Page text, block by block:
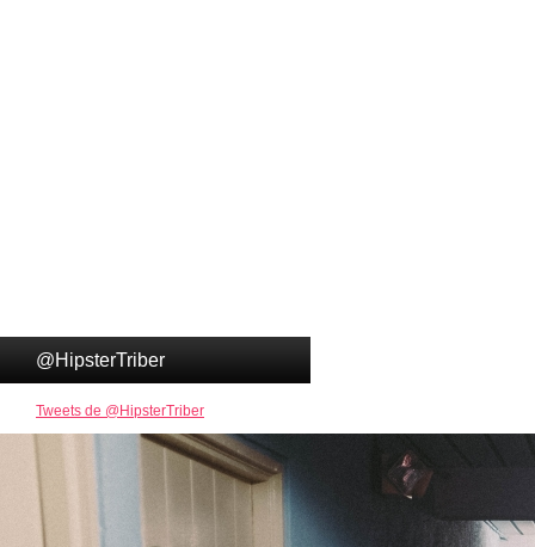
@HipsterTriber
Tweets de @HipsterTriber